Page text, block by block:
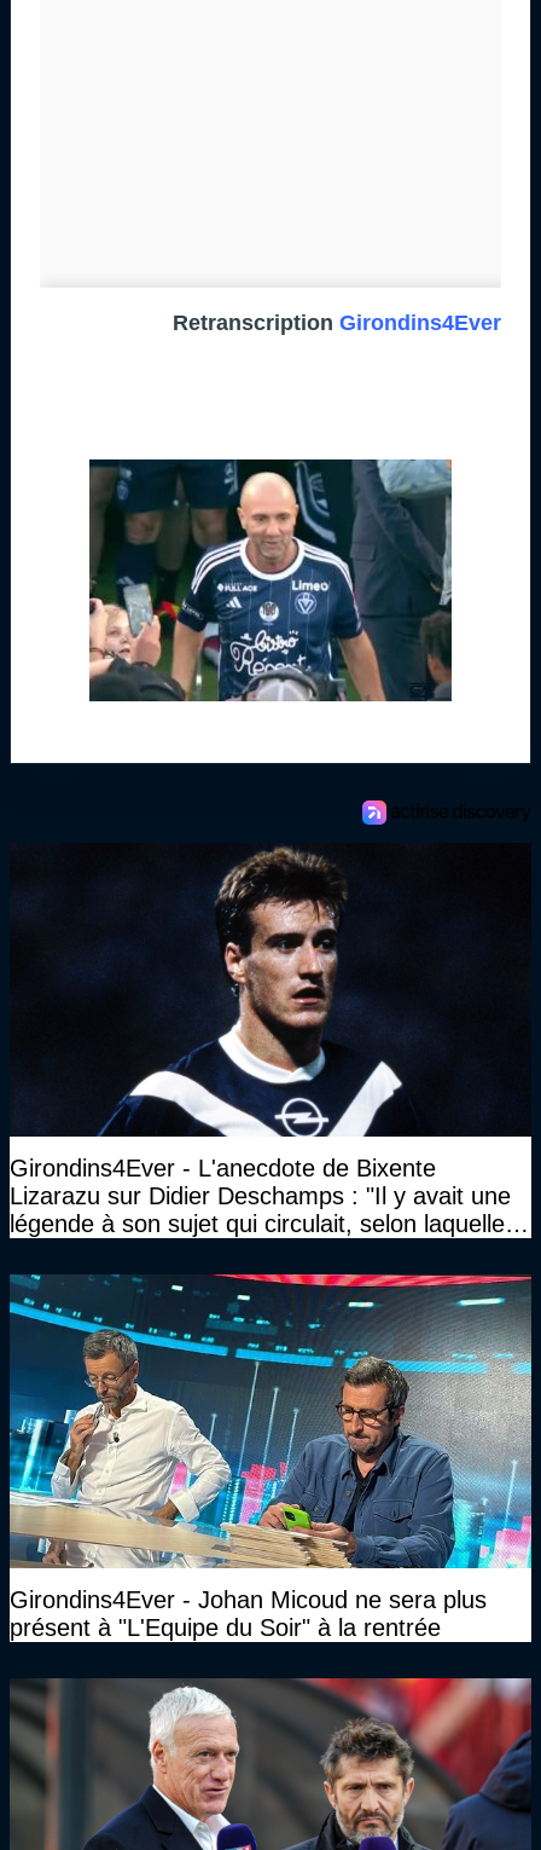
Retranscription Girondins4Ever
Girondins4Ever - L'anecdote de Bixente
Lizarazu sur Didier Deschamps : "Il y avait une
légende à son sujet qui circulait, selon laquelle il
Girondins4Ever - Johan Micoud ne sera plus
présent à "L'Equipe du Soir" à la rentrée